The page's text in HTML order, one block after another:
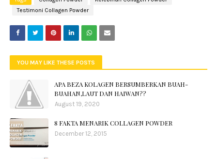
Testimoni Collagen Powder
YOU MAY LIKE THESE POSTS
APA BEZA KOLAGEN BERSUMBERKAN BUAH-
BUAHAN,LAUT DAN HAIWAN??
August 19, 2020
8 FAKTA MENARIK COLLAGEN POWDER
December 12, 2015